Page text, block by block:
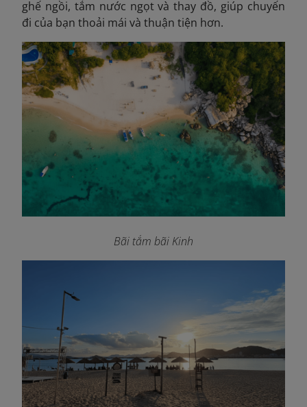
ghế ngồi, tắm nước ngọt và thay đồ, giúp chuyến
đi của bạn thoải mái và thuận tiện hơn.
Bãi tắm bãi Kinh